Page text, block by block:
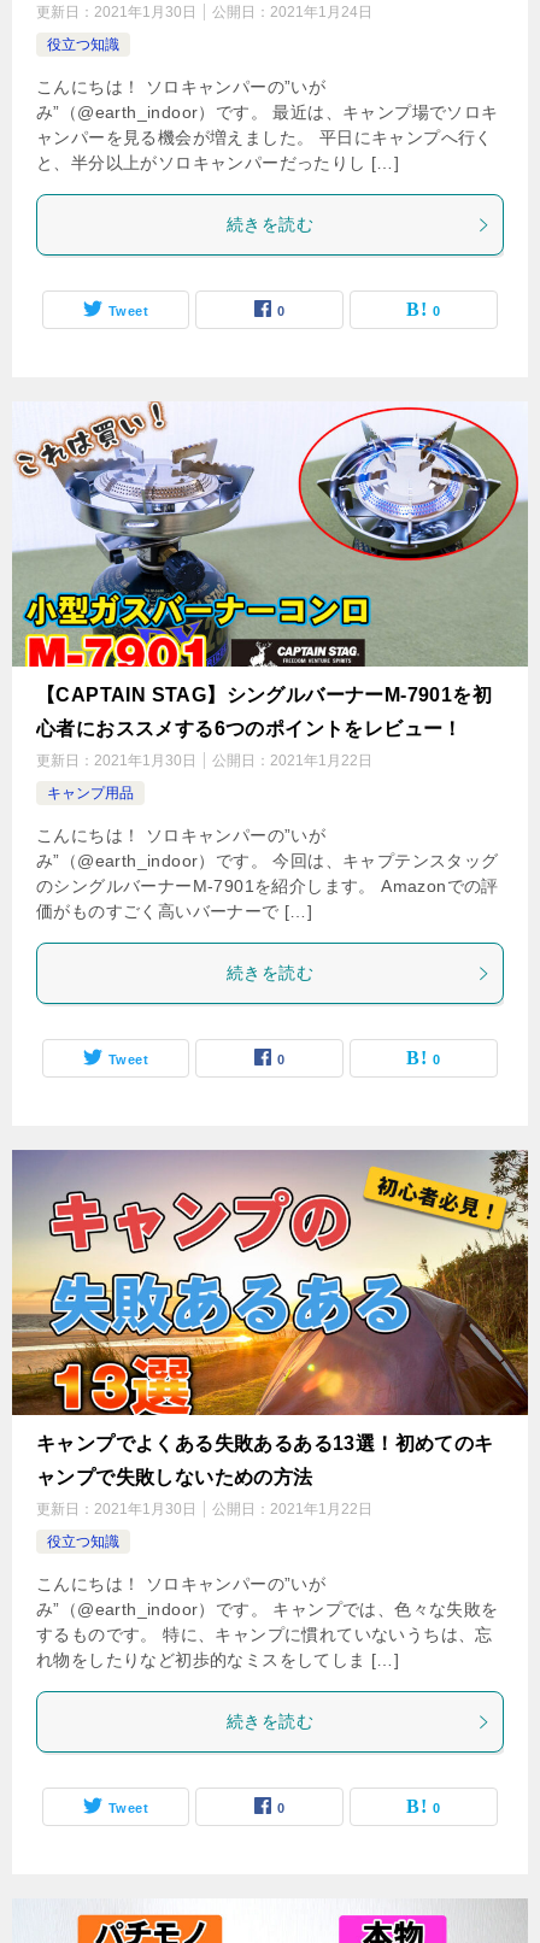
更新日： 2021年1月30日 公開日： 2021年1月24日
役立つ知識
こんにちは！ ソロキャンパーの”いが
み”（@earth_indoor）です。 最近は、キャンプ場でソロキ
ャンパーを見る機会が増えました。 平日にキャンプへ行く
と、半分以上がソロキャンパーだったりし […]
続きを読む
Tweet 0 0
【CAPTAIN STAG】シングルバーナーM-7901を初
心者におススメする6つのポイントをレビュー！
更新日： 2021年1月30日 公開日： 2021年1月22日
キャンプ用品
こんにちは！ ソロキャンパーの”いが
み”（@earth_indoor）です。 今回は、キャプテンスタッグ
のシングルバーナーM-7901を紹介します。 Amazonでの評
価がものすごく高いバーナーで […]
続きを読む
Tweet 0 0
キャンプでよくある失敗あるある13選！初めてのキ
ャンプで失敗しないための方法
更新日： 2021年1月30日 公開日： 2021年1月22日
役立つ知識
こんにちは！ ソロキャンパーの”いが
み”（@earth_indoor）です。 キャンプでは、色々な失敗を
するものです。 特に、キャンプに慣れていないうちは、忘
れ物をしたりなど初歩的なミスをしてしま […]
続きを読む
Tweet 0 0